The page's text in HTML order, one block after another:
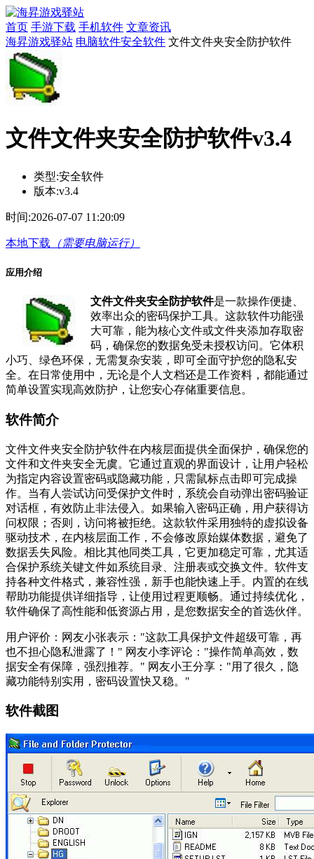
首页 手游下载 手机软件 文章资讯
海昇游戏驿站 电脑软件安全软件 文件文件夹安全防护软件
文件文件夹安全防护软件v3.4
类型:安全软件
版本:v3.4
时间:2026-07-07 11:20:09
本地下载 （需要电脑运行）
应用介绍
文件文件夹安全防护软件是一款操作便捷、
效率出众的密码保护工具。这款软件功能强
大可靠，能为核心文件或文件夹添加存取密
码，确保您的数据免受未授权访问。它体积
小巧、绿色环保，无需复杂安装，即可全面守护您的隐私安
全。在日常使用中，无论是个人文档还是工作资料，都能通过
简单设置实现高效防护，让您安心存储重要信息。
软件简介
文件文件夹安全防护软件在内核层面提供全面保护，确保您的
文件和文件夹安全无虞。它通过直观的界面设计，让用户轻松
为指定内容设置密码或隐藏功能，只需鼠标点击即可完成操
作。当有人尝试访问受保护文件时，系统会自动弹出密码验证
对话框，有效防止非法侵入。如果输入密码正确，用户获得访
问权限；否则，访问将被拒绝。这款软件采用独特的虚拟设备
驱动技术，在内核层面工作，不会修改原始媒体数据，避免了
数据丢失风险。相比其他同类工具，它更加稳定可靠，尤其适
合保护系统关键文件如系统目录、注册表或交换文件。软件支
持各种文件格式，兼容性强，新手也能快速上手。内置的在线
帮助功能提供详细指导，让使用过程更顺畅。通过持续优化，
软件确保了高性能和低资源占用，是您数据安全的首选伙伴。
用户评价：网友小张表示："这款工具保护文件超级可靠，再
也不担心隐私泄露了！" 网友小李评论："操作简单高效，数
据安全有保障，强烈推荐。" 网友小王分享："用了很久，隐
藏功能特别实用，密码设置快又稳。"
软件截图